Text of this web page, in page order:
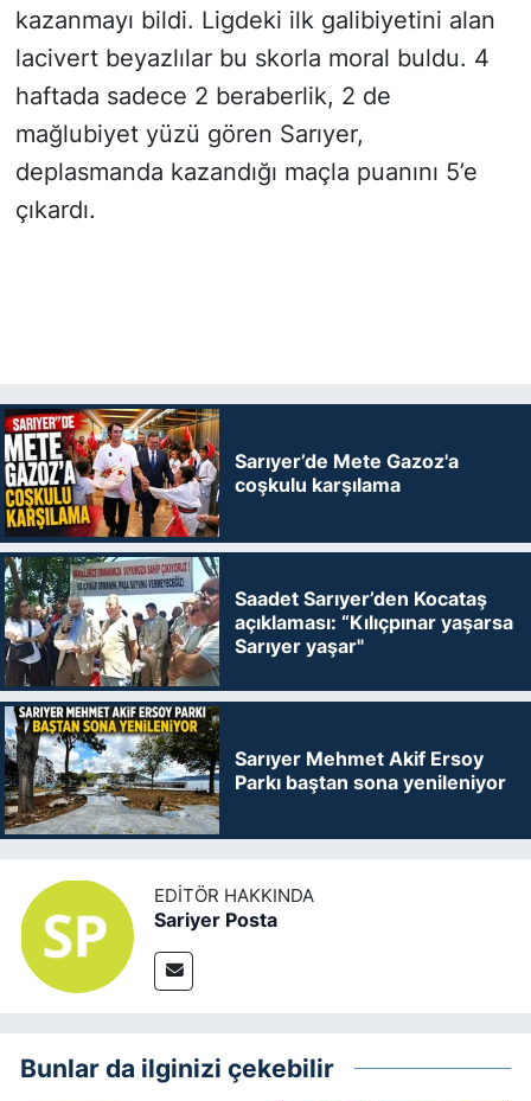
kazanmayı bildi. Ligdeki ilk galibiyetini alan
lacivert beyazlılar bu skorla moral buldu. 4
haftada sadece 2 beraberlik, 2 de
mağlubiyet yüzü gören Sarıyer,
deplasmanda kazandığı maçla puanını 5’e
çıkardı.
Sarıyer’de Mete Gazoz'a
coşkulu karşılama
Saadet Sarıyer’den Kocataş
açıklaması: “Kılıçpınar yaşarsa
Sarıyer yaşar"
Sarıyer Mehmet Akif Ersoy
Parkı baştan sona yenileniyor
EDITÖR HAKKINDA
Sariyer Posta
Bunlar da ilginizi çekebilir